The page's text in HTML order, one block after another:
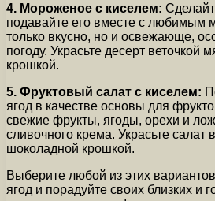
4. Мороженое с киселем:
подавайте его вместе с любимым
только вкусно, но и освежающе,
погоду. Украсьте десерт веточкой
крошкой.
5. Фруктовый салат с киселем:
ягод в качестве основы для
свежие фрукты, ягоды, орехи и
сливочного крема. Украсьте салат
шоколадной крошкой.
Выберите любой из этих
ягод и порадуйте своих близких и